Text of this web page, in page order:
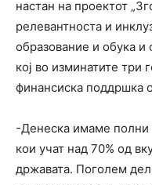
настан на проектот
релевантноста и
образование и обука и
кој во изминатите три
финансиска поддршка
-Денеска имаме полни
кои учат над 70% од
државата. Поголем